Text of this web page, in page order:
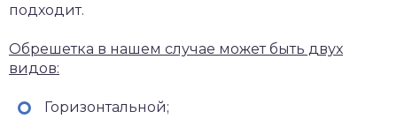
подходит.
Обрешетка в нашем случае может быть двух
видов:
Горизонтальной;